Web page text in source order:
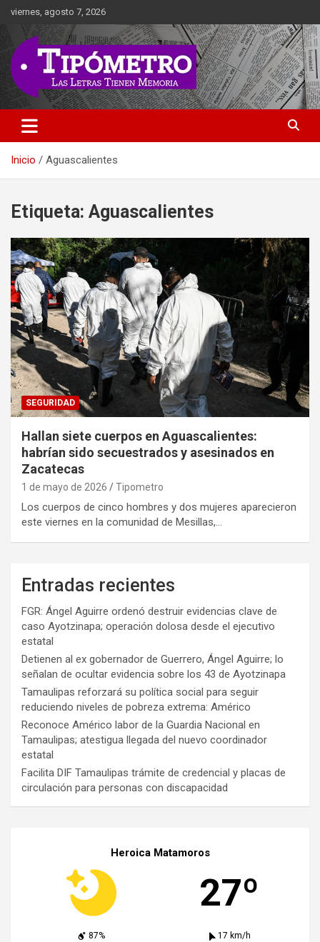
Saltar
contenido
viernes, agosto 7, 2026
Tipometro
Las Letras Tienen Memoria
Inicio Aguascalientes
Etiqueta: Aguascalientes
SEGURIDAD
Hallan siete cuerpos en Aguascalientes:
habrían sido secuestrados y asesinados en
Zacatecas
1 de mayo de 2026 Tipometro
Los cuerpos de cinco hombres y dos mujeres aparecieron
este viernes en la comunidad de Mesillas,…
Entradas recientes
FGR: Ángel Aguirre ordenó destruir evidencias clave de
caso Ayotzinapa; operación dolosa desde el ejecutivo
estatal
Detienen al ex gobernador de Guerrero, Ángel Aguirre; lo
señalan de ocultar evidencia sobre los 43 de Ayotzinapa
Tamaulipas reforzará su política social para seguir
reduciendo niveles de pobreza extrema: Américo
Reconoce Américo labor de la Guardia Nacional en
Tamaulipas; atestigua llegada del nuevo coordinador
estatal
Facilita DIF Tamaulipas trámite de credencial y placas de
circulación para personas con discapacidad
Heroica Matamoros
27º
87%
17 km/h